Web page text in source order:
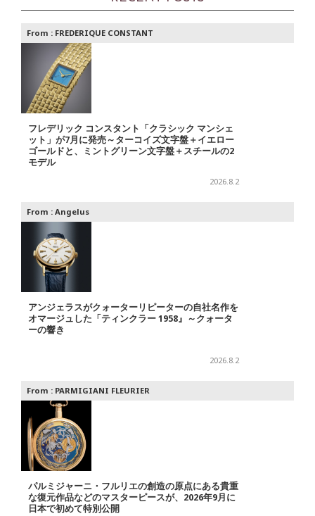
From : FREDERIQUE CONSTANT
フレデリック コンスタント「クラシック マンシェ
ット」が7月に発売～ターコイズ文字盤＋イエロー
ゴールドと、ミントグリーン文字盤＋スチールの2
モデル
2026.8.2
From : Angelus
アンジェラスがクォーターリピーターの自社名作を
オマージュした「ティンクラー 1958』～クォータ
ーの響き
2026.8.2
From : PARMIGIANI FLEURIER
パルミジャーニ・フルリエの創造の原点にある貴重
な復元作品などのマスターピースが、2026年9月に
日本で初めて特別公開